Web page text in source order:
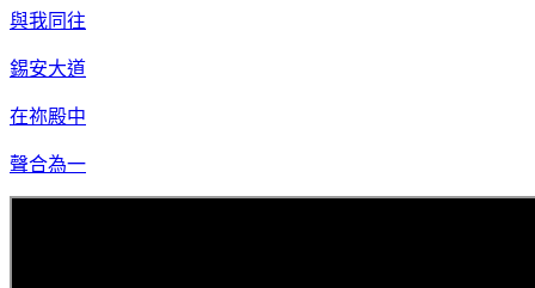
與我同往
錫安大道
在祢殿中
聲合為一